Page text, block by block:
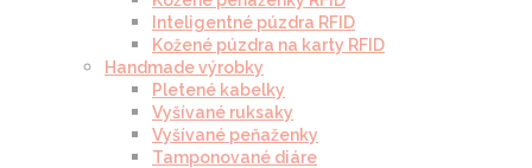
Inteligentné púzdra RFID
Kožené púzdra na karty RFID
Handmade výrobky
Pletené kabelky
Vyšívané ruksaky
Vyšívané peňaženky
Tamponované diáre